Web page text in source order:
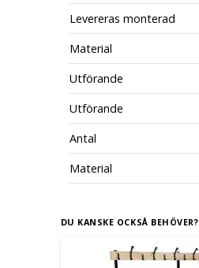
Levereras monterad
Material
Utförande
Utförande
Antal
Material
DU KANSKE OCKSÅ BEHÖVER?